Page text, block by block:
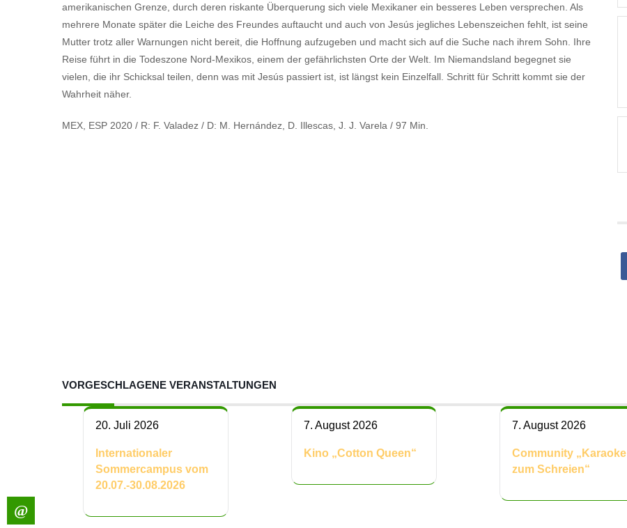
amerikanischen Grenze, durch deren riskante Überquerung sich viele Mexikaner ein besseres Leben versprechen. Als
mehrere Monate später die Leiche des Freundes auftaucht und auch von Jesús jegliches Lebenszeichen fehlt, ist seine
Mutter trotz aller Warnungen nicht bereit, die Hoffnung aufzugeben und macht sich auf die Suche nach ihrem Sohn. Ihre
Reise führt in die Todeszone Nord-Mexikos, einem der gefährlichsten Orte der Welt. Im Niemandsland begegnet sie
vielen, die ihr Schicksal teilen, denn was mit Jesús passiert ist, ist längst kein Einzelfall. Schritt für Schritt kommt sie der
Wahrheit näher.
MEX, ESP 2020 / R: F. Valadez / D: M. Hernández, D. Illescas, J. J. Varela / 97 Min.
VORGESCHLAGENE VERANSTALTUNGEN
20. Juli 2026
Internationaler
Sommercampus vom
20.07.-30.08.2026
7. August 2026
Kino „Cotton Queen“
7. August 2026
Community „Karaoke
zum Schreien“